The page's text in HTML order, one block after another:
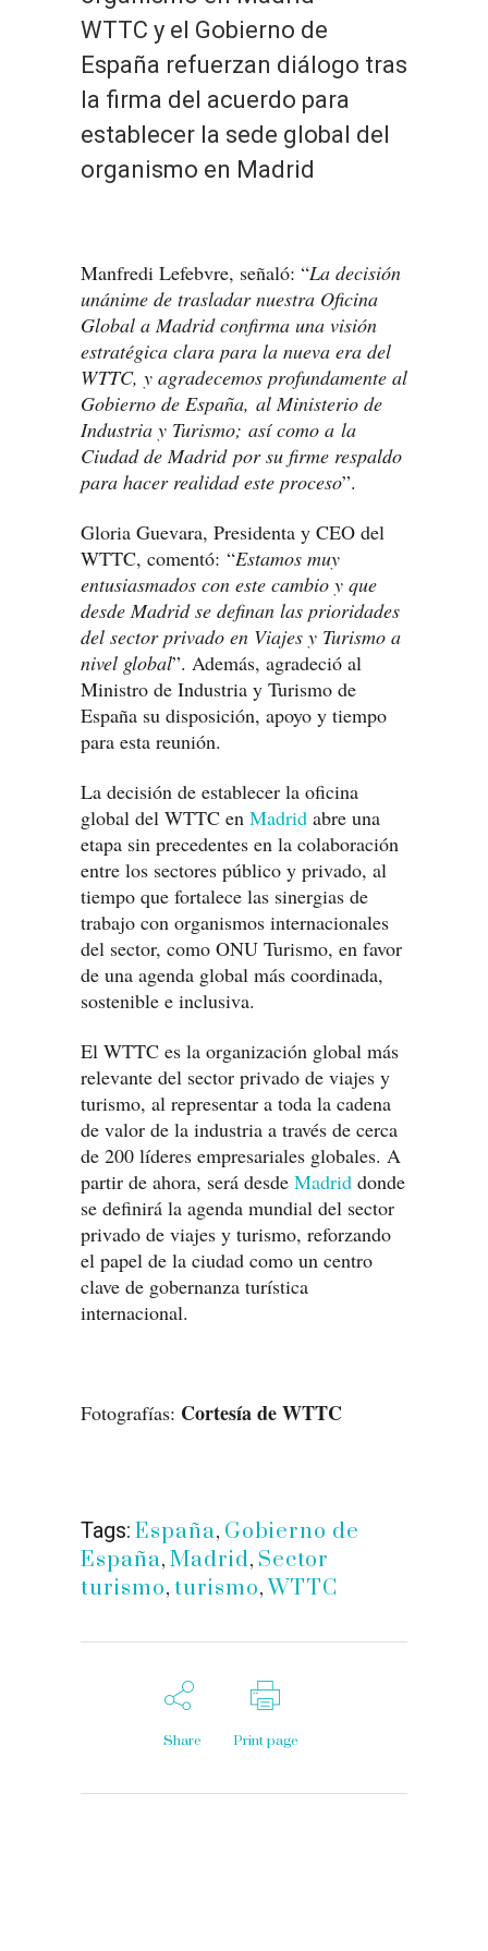
WTTC y el Gobierno de
España refuerzan diálogo tras
la firma del acuerdo para
establecer la sede global del
organismo en Madrid
Manfredi Lefebvre, señaló: “La decisión
unánime de trasladar nuestra Oficina
Global a Madrid confirma una visión
estratégica clara para la nueva era del
WTTC, y agradecemos profundamente al
Gobierno de España, al Ministerio de
Industria y Turismo; así como a la
Ciudad de Madrid por su firme respaldo
para hacer realidad este proceso”.
Gloria Guevara, Presidenta y CEO del
WTTC, comentó: “Estamos muy
entusiasmados con este cambio y que
desde Madrid se definan las prioridades
del sector privado en Viajes y Turismo a
nivel global”. Además, agradeció al
Ministro de Industria y Turismo de
España su disposición, apoyo y tiempo
para esta reunión.
La decisión de establecer la oficina
global del WTTC en Madrid abre una
etapa sin precedentes en la colaboración
entre los sectores público y privado, al
tiempo que fortalece las sinergias de
trabajo con organismos internacionales
del sector, como ONU Turismo, en favor
de una agenda global más coordinada,
sostenible e inclusiva.
El WTTC es la organización global más
relevante del sector privado de viajes y
turismo, al representar a toda la cadena
de valor de la industria a través de cerca
de 200 líderes empresariales globales. A
partir de ahora, será desde Madrid donde
se definirá la agenda mundial del sector
privado de viajes y turismo, reforzando
el papel de la ciudad como un centro
clave de gobernanza turística
internacional.
Fotografías: Cortesía de WTTC
Tags: España, Gobierno de
España, Madrid, Sector
turismo, turismo,WTTC
Share Print page